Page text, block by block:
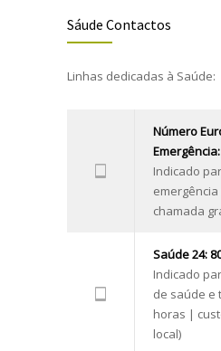
Sáude Contactos
Linhas dedicadas à Saúde:
Número
Indicado
chamada
Saúde 24:
Indicado
de saúde e
horas |
local)